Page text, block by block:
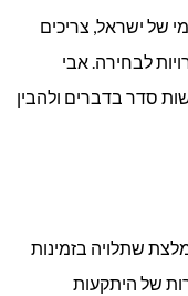
של ישראל, צריכים
לבחירה. אבי
סדר בדברים ולהבין
שתלויה בזמינות
של היתקעות